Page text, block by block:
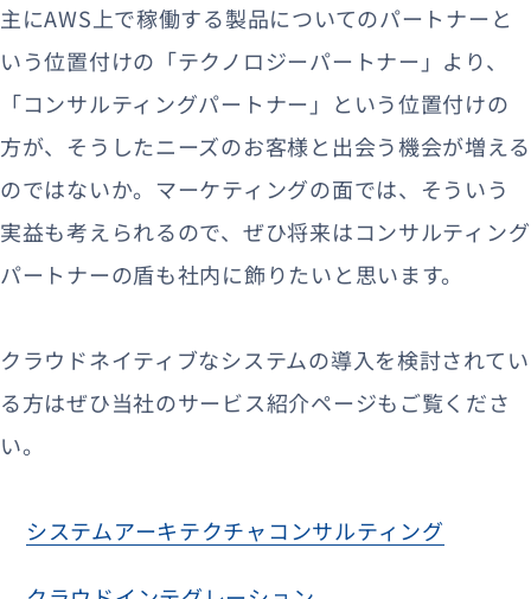
主にAWS上で稼働する製品についてのパートナーと
いう位置付けの「テクノロジーパートナー」より、
「コンサルティングパートナー」という位置付けの
方が、そうしたニーズのお客様と出会う機会が増える
のではないか。マーケティングの面では、そういう
実益も考えられるので、ぜひ将来はコンサルティング
パートナーの盾も社内に飾りたいと思います。
クラウドネイティブなシステムの導入を検討されてい
る方はぜひ当社のサービス紹介ページもご覧くださ
い。
システムアーキテクチャコンサルティング